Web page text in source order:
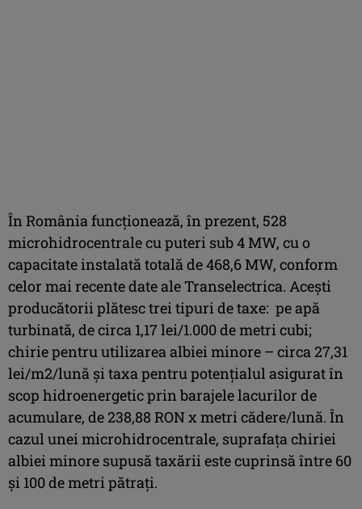
În România funcționează, în prezent, 528
microhidrocentrale cu puteri sub 4 MW, cu o
capacitate instalată totală de 468,6 MW, conform
celor mai recente date ale Transelectrica. Acești
producătorii plătesc trei tipuri de taxe: pe apă
turbinată, de circa 1,17 lei/1.000 de metri cubi;
chirie pentru utilizarea albiei minore – circa 27,31
lei/m2/lună și taxa pentru potențialul asigurat în
scop hidroenergetic prin barajele lacurilor de
acumulare, de 238,88 RON x metri cădere/lună. În
cazul unei microhidrocentrale, suprafața chiriei
albiei minore supusă taxării este cuprinsă între 60
și 100 de metri pătrați.